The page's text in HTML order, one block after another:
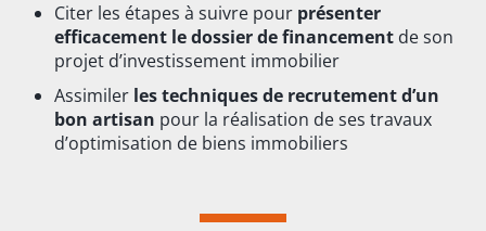
Citer les étapes à suivre pour présenter
efficacement le dossier de financement de son
projet d’investissement immobilier
Assimiler les techniques de recrutement d’un
bon artisan pour la réalisation de ses travaux
d’optimisation de biens immobiliers